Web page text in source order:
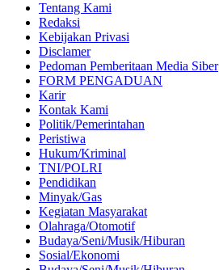
Tentang Kami
Redaksi
Kebijakan Privasi
Disclamer
Pedoman Pemberitaan Media Siber
FORM PENGADUAN
Karir
Kontak Kami
Politik/Pemerintahan
Peristiwa
Hukum/Kriminal
TNI/POLRI
Pendidikan
Minyak/Gas
Kegiatan Masyarakat
Olahraga/Otomotif
Budaya/Seni/Musik/Hiburan
Sosial/Ekonomi